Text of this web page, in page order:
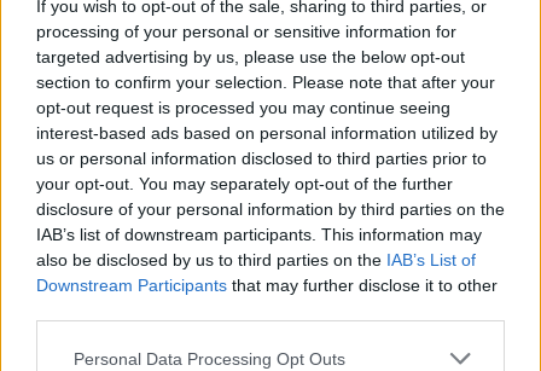
If you wish to opt-out of the sale, sharing to third parties, or
processing of your personal or sensitive information for
targeted advertising by us, please use the below opt-out
section to confirm your selection. Please note that after your
opt-out request is processed you may continue seeing
interest-based ads based on personal information utilized by
us or personal information disclosed to third parties prior to
your opt-out. You may separately opt-out of the further
disclosure of your personal information by third parties on the
IAB’s list of downstream participants. This information may
also be disclosed by us to third parties on the IAB’s List of
Downstream Participants that may further disclose it to other
Personal Data Processing Opt Outs
HELLENiQ ENERGY: Κέρδη 393 εκατ. ευρώ στο α' εξάμηνο – Στα 734
εκατ. ευρώ τα EBITDA
Viohalco: Αυξημένος κατά 14%
ο τζίρος στο α' εξάμηνο, στα 4,3
δισ. ευρώ – Στα 446 εκατ. ευρώ
τα EBITDA
ΥΠΕΘΟΟ: Νέες επενδύσεις 1
δισ. ευρώ ως το 2028 για την
Ενέργεια